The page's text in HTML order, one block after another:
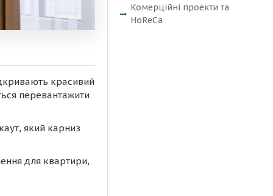
красивий
перевантажити
який карниз
для квартири,
Комерційні проекти та
HoReCa